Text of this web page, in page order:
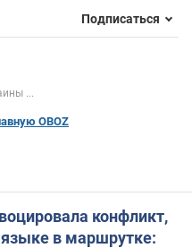
Подписаться
...
OBOZ
конфликт,
языке в маршрутке: